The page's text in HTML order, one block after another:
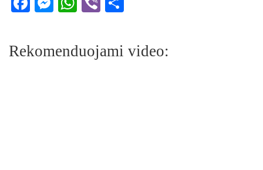
Rekomenduojami video: